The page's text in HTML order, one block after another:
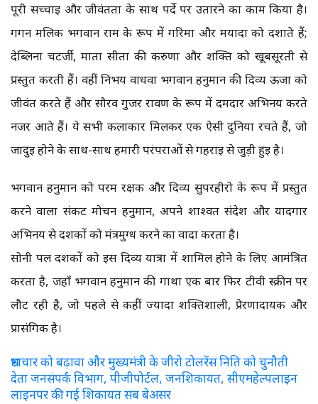
पूरी सच्चाई और जीवंतता के साथ पर्दे पर उतारने का काम किया है।
गगन मलिक भगवान राम के रूप में गरिमा और मर्यादा को दर्शाते हैं;
देब्लिना चटर्जी, माता सीता की करुणा और शक्ति को खूबसूरती से
प्रस्तुत करती हैं। वहीं निर्भय वाधवा भगवान हनुमान की दिव्य ऊर्जा को
जीवंत करते हैं और सौरव गुर्जर रावण के रूप में दमदार अभिनय करते
नजर आते हैं। ये सभी कलाकार मिलकर एक ऐसी दुनिया रचते हैं, जो
जादुई होने के साथ-साथ हमारी परंपराओं से गहराई से जुड़ी हुई है।
भगवान हनुमान को परम रक्षक और दिव्य सुपरहीरो के रूप में प्रस्तुत
करने वाला संकट मोचन हनुमान, अपने शाश्वत संदेश और यादगार
अभिनय से दर्शकों को मंत्रमुग्ध करने का वादा करता है।
सोनी पल दर्शकों को इस दिव्य यात्रा में शामिल होने के लिए आमंत्रित
करता है, जहाँ भगवान हनुमान की गाथा एक बार फिर टीवी स्क्रीन पर
लौट रही है, जो पहले से कहीं ज्यादा शक्तिशाली, प्रेरणादायक और
प्रासंगिक है।
भ्रष्टाचार को बढ़ावा और मुख्यमंत्री के जीरो टोलरेंस निति को चुनौती
देता जनसंपर्क विभाग, पीजीपोर्टल, जनशिकायत, सीएमहेल्पलाइन
लाइनपर की गई शिकायत सब बेअसर